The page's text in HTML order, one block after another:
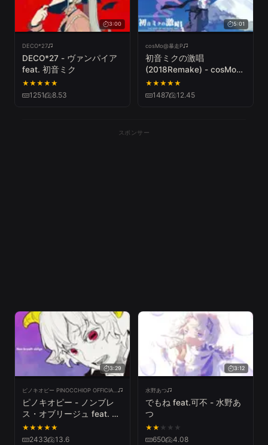
3:00
DECO*27
DECO*27 - ヴァンパイア
feat. 初音ミク
★★★★★
1251 8.53
5:01
cosMo@暴走P
初音ミクの激唱
(2018Remake) - cosMo＠
暴走P
★★★★★
1487 12.45
スポンサー
3:29
ピノキオピー PINOCCHIOP OFFICIAL CHANNEL
ピノキオピー - ノンブレ
ス・オブリージュ feat. 初
音ミク / Non-breath
oblige
★★★★★
2433 13.6
3:12
水野あつ
でもね feat.可不 - 水野あ
つ
★★ ★ ★ ★
650 4.08